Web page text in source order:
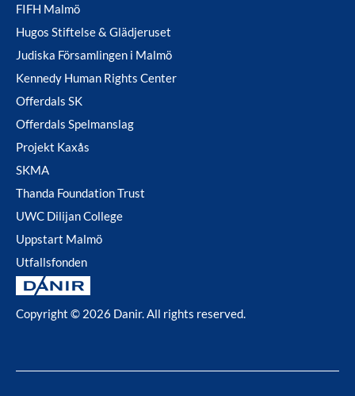
FIFH Malmö
Hugos Stiftelse & Glädjeruset
Judiska Församlingen i Malmö
Kennedy Human Rights Center
Offerdals SK
Offerdals Spelmanslag
Projekt Kaxås
SKMA
Thanda Foundation Trust
UWC Dilijan College
Uppstart Malmö
Utfallsfonden
Copyright © 2026 Danir. All rights reserved.